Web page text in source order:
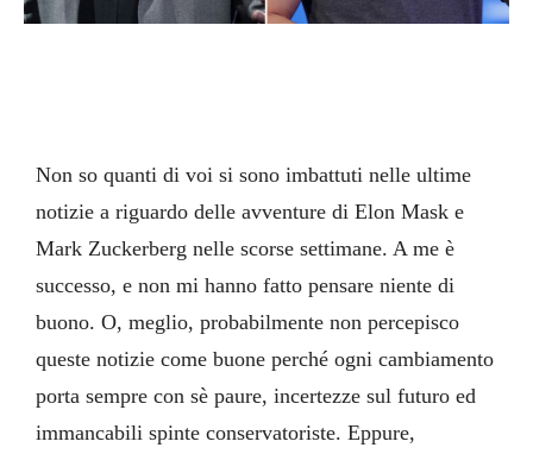
Non so quanti di voi si sono imbattuti nelle ultime
notizie a riguardo delle avventure di Elon Mask e
Mark Zuckerberg nelle scorse settimane. A me è
successo, e non mi hanno fatto pensare niente di
buono. O, meglio, probabilmente non percepisco
queste notizie come buone perché ogni cambiamento
porta sempre con sè paure, incertezze sul futuro ed
immancabili spinte conservatoriste. Eppure,